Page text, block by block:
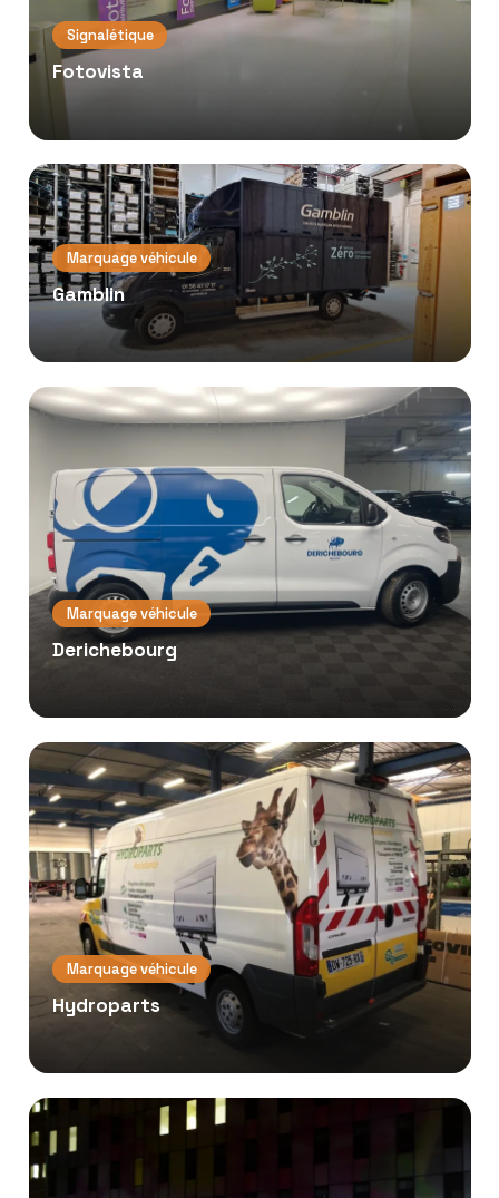
Signalétique
Fotovista
Marquage véhicule
Gamblin
Marquage véhicule
Derichebourg
Marquage véhicule
Hydroparts